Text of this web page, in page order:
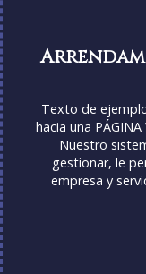
Texto de
hacia una
Nuestro
gestionar, le
empresa y